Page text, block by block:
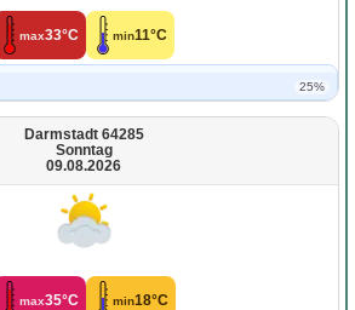
max33°C min11°C
25%
Darmstadt 64285
Sonntag
09.08.2026
max35°C min18°C